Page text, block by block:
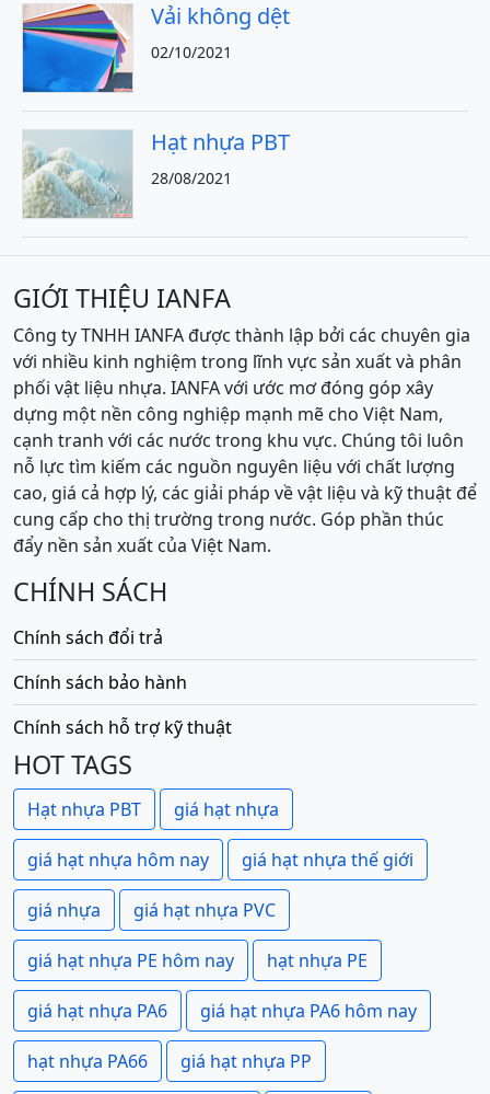
Vải không dệt
02/10/2021
Hạt nhựa PBT
28/08/2021
GIỚI THIỆU IANFA
Công ty TNHH IANFA được thành lập bởi các chuyên gia
với nhiều kinh nghiệm trong lĩnh vực sản xuất và phân
phối vật liệu nhựa. IANFA với ước mơ đóng góp xây
dựng một nền công nghiệp mạnh mẽ cho Việt Nam,
cạnh tranh với các nước trong khu vực. Chúng tôi luôn
nỗ lực tìm kiếm các nguồn nguyên liệu với chất lượng
cao, giá cả hợp lý, các giải pháp về vật liệu và kỹ thuật để
cung cấp cho thị trường trong nước. Góp phần thúc
đẩy nền sản xuất của Việt Nam.
CHÍNH SÁCH
Chính sách đổi trả
Chính sách bảo hành
Chính sách hỗ trợ kỹ thuật
HOT TAGS
Hạt nhựa PBT giá hạt nhựa
giá hạt nhựa hôm nay giá hạt nhựa thế giới
giá nhựa giá hạt nhựa PVC
giá hạt nhựa PE hôm nay hạt nhựa PE
giá hạt nhựa PA6 giá hạt nhựa PA6 hôm nay
hạt nhựa PA66 giá hạt nhựa PP